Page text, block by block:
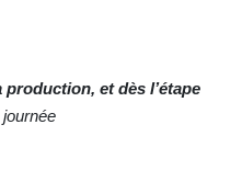
et dès l’étape